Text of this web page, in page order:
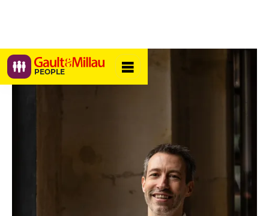
PEOPLE